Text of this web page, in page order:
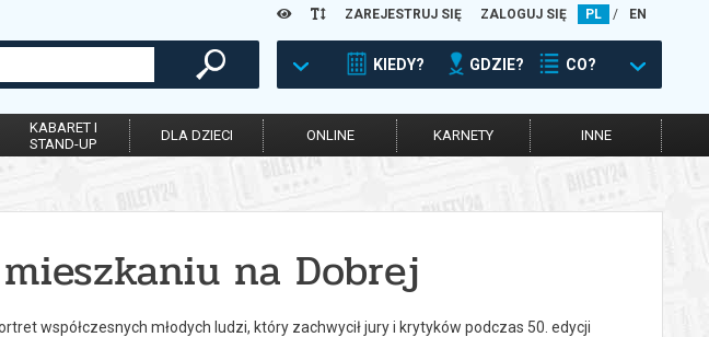
ZAREJESTRUJ SIĘ ZALOGUJ SIĘ PL / EN
KIEDY? GDZIE? CO?
KABARET I
STAND-UP
DLA DZIECI ONLINE KARNETY INNE
na Dobrej
współczesnych młodych ludzi, który zachwycił jury i krytyków podczas 50. edycji